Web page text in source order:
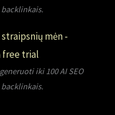
straipsnių mėn-
free trial
iki 100 AI SEO